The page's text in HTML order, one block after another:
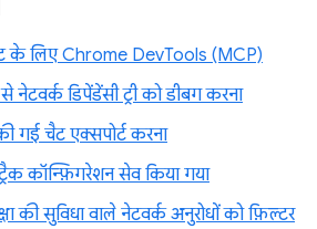
लिए Chrome DevTools (MCP)
डिपेंडेंसी ट्री को डीबग करना
गई चैट एक्सपोर्ट करना
कॉन्फ़िगरेशन सेव किया गया
की सुविधा वाले नेटवर्क अनुरोधों को फ़िल्टर